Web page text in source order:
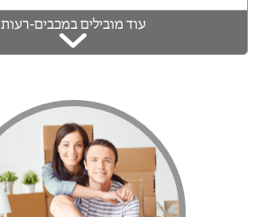
עוד מובילים במכבים-רעות